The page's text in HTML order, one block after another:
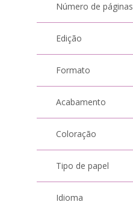
Número de páginas
Edição
Formato
Acabamento
Coloração
Tipo de papel
Idioma